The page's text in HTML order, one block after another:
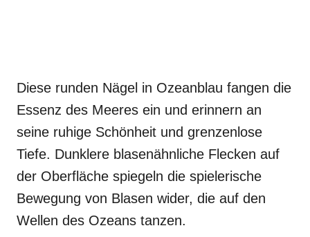
Diese runden Nägel in Ozeanblau fangen die
Essenz des Meeres ein und erinnern an
seine ruhige Schönheit und grenzenlose
Tiefe. Dunklere blasenähnliche Flecken auf
der Oberfläche spiegeln die spielerische
Bewegung von Blasen wider, die auf den
Wellen des Ozeans tanzen.